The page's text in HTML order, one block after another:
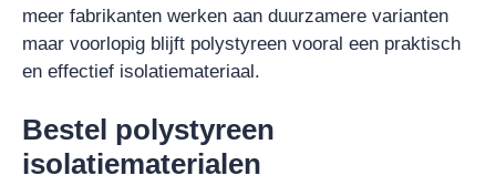
meer fabrikanten werken aan duurzamere varianten
maar voorlopig blijft polystyreen vooral een praktisch
en effectief isolatiemateriaal.
Bestel polystyreen
isolatiematerialen